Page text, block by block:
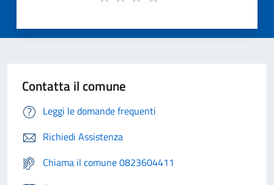
Contatta il comune
Leggi le domande frequenti
Richiedi Assistenza
Chiama il comune 0823604411